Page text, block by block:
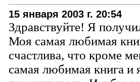
15 января 2003 г. 20:54
Здравствуйте! Я
Моя самая любимая
счастлива, что кроме
самая любимая книга и